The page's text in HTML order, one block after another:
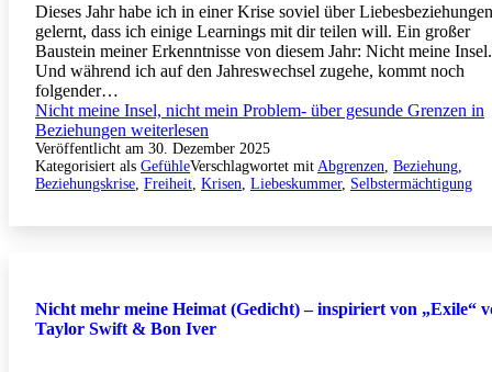
Dieses Jahr habe ich in einer Krise soviel über Liebesbeziehungen
gelernt, dass ich einige Learnings mit dir teilen will. Ein großer
Baustein meiner Erkenntnisse von diesem Jahr: Nicht meine Insel.
Und während ich auf den Jahreswechsel zugehe, kommt noch
folgender…
Nicht meine Insel, nicht mein Problem- über gesunde Grenzen in
Beziehungen weiterlesen
Veröffentlicht am 30. Dezember 2025
Kategorisiert als GefühleVerschlagwortet mit Abgrenzen Beziehung
Beziehungskrise Freiheit Krisen Liebeskummer, Selbstermächtigung
Nicht mehr meine Heimat (Gedicht) – inspiriert von „Exile“
Taylor Swift & Bon Iver